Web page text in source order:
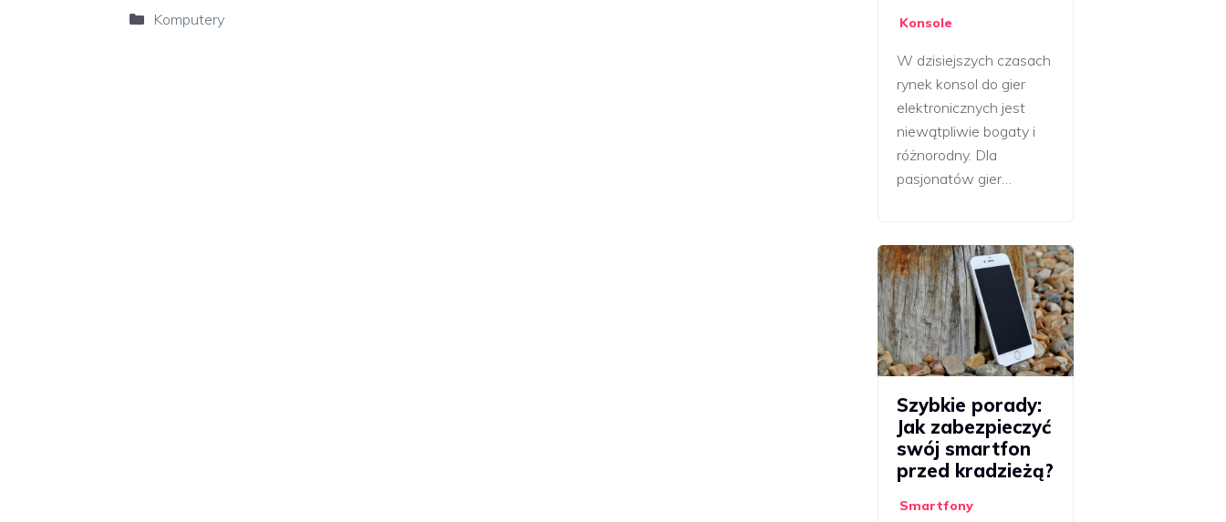
Kategorie
Komputery Konsole
W dzisiejszych czasach
rynek konsol do gier
elektronicznych jest
niewątpliwie bogaty i
różnorodny. Dla
pasjonatów gier…
Szybkie porady:
Jak zabezpieczyć
swój smartfon
przed kradzieżą?
Smartfony